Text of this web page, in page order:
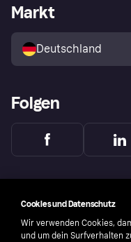
Klarna App
Shops entdecken
Käuferschutzrichtlinie
Händlerportal
Markt
Deutschland
Folgen
Cookies und Datenschutz
Wir verwenden Cookies,
und um dein Surfverhalten